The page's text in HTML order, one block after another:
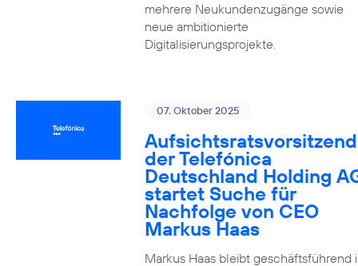
mehrere Neukundenzugänge sowie
neue ambitionierte
Digitalisierungsprojekte.
07. Oktober 2025
der Telefónica
Deutschland Holding
startet Suche für
Nachfolge von CEO
Markus Haas
Markus Haas bleibt geschäftsführend